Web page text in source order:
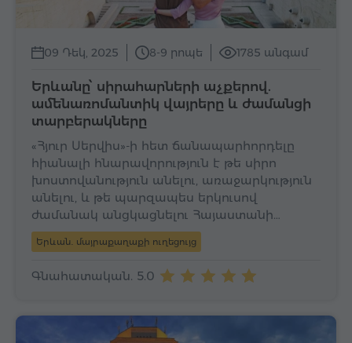
09 Դեկ, 2025 8-9 րոպե 1785 անգամ
Երևանը՝ սիրահարների աչքերով.
ամենառոմանտիկ վայրերը և ժամանցի
տարբերակները
«Հյուր Սերվիս»-ի հետ ճանապարհորդելը
հիանալի հնարավորություն է թե սիրո
խոստովանություն անելու, առաջարկություն
անելու, և թե պարզապես երկուսով
ժամանակ անցկացնելու Հայաստանի…
Երևան․ մայրաքաղաքի ուղեցույց
Գնահատական. 5.0